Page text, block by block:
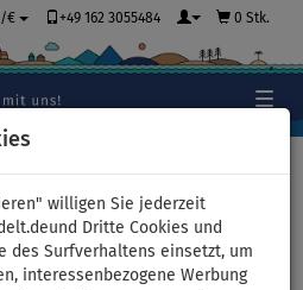
willigen Sie jederzeit
Dritte Cookies und
des Surfverhaltens einsetzt, um
interessenbezogene Werbung
€ +49 162 3055484 0 Stk.
US-BOX Finne